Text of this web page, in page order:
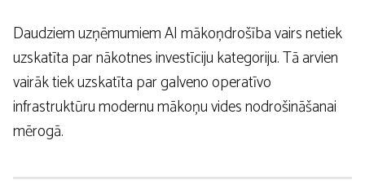
Daudziem uzņēmumiem AI mākoņdrošība vairs netiek
uzskatīta par nākotnes investīciju kategoriju. Tā arvien
vairāk tiek uzskatīta par galveno operatīvo
infrastruktūru modernu mākoņu vides nodrošināšanai
mērogā.